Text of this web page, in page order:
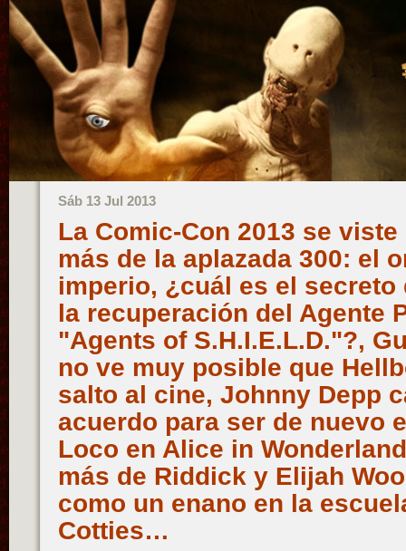
Sáb 13 Jul 2013
La Comic-Con 2013 se
más de la aplazada 300: el
imperio, ¿cuál es el
la recuperación del Agente
"Agents of S.H.I.E.L.D."?,
no ve muy posible que
salto al cine, Johnny Depp
acuerdo para ser de nuevo
Loco en Alice in
más de Riddick y Elijah
como un enano en la
Cotties…